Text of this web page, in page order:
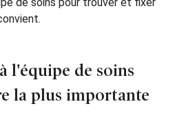
l'équipe de soins
la plus importante